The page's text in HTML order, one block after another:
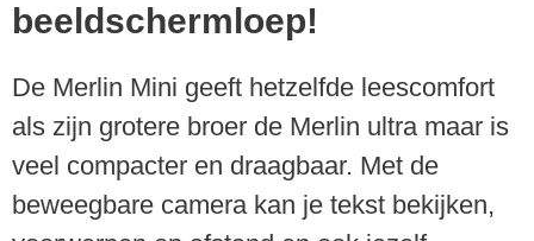
beeldschermloep!
De Merlin Mini geeft hetzelfde leescomfort
als zijn grotere broer de Merlin ultra maar is
veel compacter en draagbaar. Met de
beweegbare camera kan je tekst bekijken,